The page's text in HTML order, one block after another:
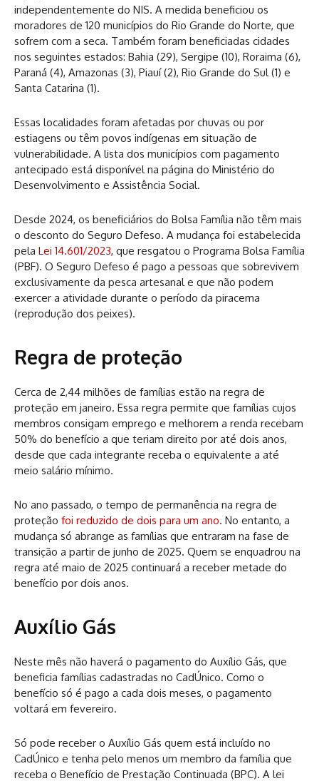
independentemente do NIS. A medida beneficiou os
moradores de 120 municípios do Rio Grande do Norte, que
sofrem com a seca. Também foram beneficiadas cidades
nos seguintes estados: Bahia (29), Sergipe (10), Roraima (6),
Paraná (4), Amazonas (3), Piauí (2), Rio Grande do Sul (1) e
Santa Catarina (1).
Essas localidades foram afetadas por chuvas ou por
estiagens ou têm povos indígenas em situação de
vulnerabilidade. A lista dos municípios com pagamento
antecipado está disponível na página do Ministério do
Desenvolvimento e Assistência Social.
Desde 2024, os beneficiários do Bolsa Família não têm mais
o desconto do Seguro Defeso. A mudança foi estabelecida
pela Lei 14.601/2023, que resgatou o Programa Bolsa Família
(PBF). O Seguro Defeso é pago a pessoas que sobrevivem
exclusivamente da pesca artesanal e que não podem
exercer a atividade durante o período da piracema
(reprodução dos peixes).
Regra de proteção
Cerca de 2,44 milhões de famílias estão na regra de
proteção em janeiro. Essa regra permite que famílias cujos
membros consigam emprego e melhorem a renda recebam
50% do benefício a que teriam direito por até dois anos,
desde que cada integrante receba o equivalente a até
meio salário mínimo.
No ano passado, o tempo de permanência na regra de
proteção foi reduzido de dois para um ano. No entanto, a
mudança só abrange as famílias que entraram na fase de
transição a partir de junho de 2025. Quem se enquadrou na
regra até maio de 2025 continuará a receber metade do
benefício por dois anos.
Auxílio Gás
Neste mês não haverá o pagamento do Auxílio Gás, que
beneficia famílias cadastradas no CadÚnico. Como o
benefício só é pago a cada dois meses, o pagamento
voltará em fevereiro.
Só pode receber o Auxílio Gás quem está incluído no
CadÚnico e tenha pelo menos um membro da família que
receba o Benefício de Prestação Continuada (BPC). A lei